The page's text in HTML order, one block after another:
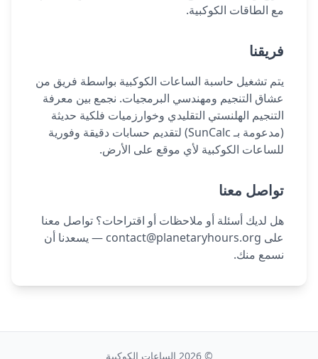
مع الطاقات الكوكبية.
فريقنا
يتم تشغيل حاسبة الساعات الكوكبية بواسطة فريق من
عشاق التنجيم ومهندسي البرمجيات. نجمع بين معرفة
التنجيم الهلنستي التقليدي وخوارزميات فلكية حديثة
(مدعومة بـ SunCalc) لتقديم حسابات دقيقة وفورية
للساعات الكوكبية لأي موقع على الأرض.
تواصل معنا
هل لديك أسئلة أو ملاحظات أو اقتراحات؟ تواصل معنا
على contact@planetaryhours.org — يسعدنا أن
نسمع منك.
©
2026 الساعات الكوكبية